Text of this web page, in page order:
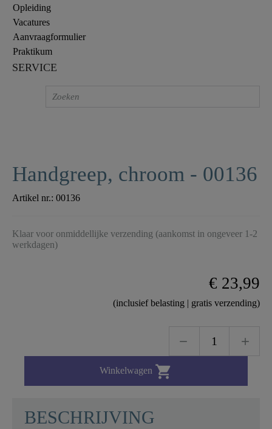
Opleiding
Vacatures
Aanvraagformulier
Praktikum
SERVICE
Handgreep, chroom - 00136
Artikel nr.: 00136
Klaar voor onmiddellijke verzending (aankomst in ongeveer 1-2
werkdagen)
€ 23,99
(inclusief belasting | gratis verzending)
Winkelwagen 
BESCHRIJVING